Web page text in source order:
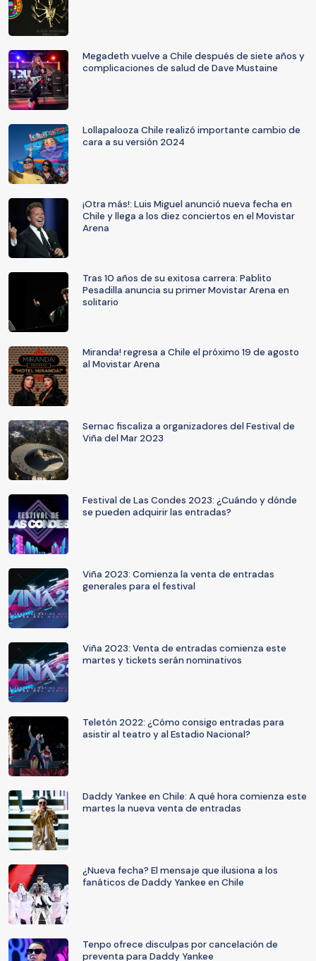
Megadeth vuelve a Chile después de siete años y
complicaciones de salud de Dave Mustaine
Lollapalooza Chile realizó importante cambio de
cara a su versión 2024
¡Otra más!: Luis Miguel anunció nueva fecha en
Chile y llega a los diez conciertos en el Movistar
Arena
Tras 10 años de su exitosa carrera: Pablito
Pesadilla anuncia su primer Movistar Arena en
solitario
Miranda! regresa a Chile el próximo 19 de agosto
al Movistar Arena
Sernac fiscaliza a organizadores del Festival de
Viña del Mar 2023
Festival de Las Condes 2023: ¿Cuándo y dónde
se pueden adquirir las entradas?
Viña 2023: Comienza la venta de entradas
generales para el festival
Viña 2023: Venta de entradas comienza este
martes y tickets serán nominativos
Teletón 2022: ¿Cómo consigo entradas para
asistir al teatro y al Estadio Nacional?
Daddy Yankee en Chile: A qué hora comienza este
martes la nueva venta de entradas
¿Nueva fecha? El mensaje que ilusiona a los
fanáticos de Daddy Yankee en Chile
Tenpo ofrece disculpas por cancelación de
preventa para Daddy Yankee